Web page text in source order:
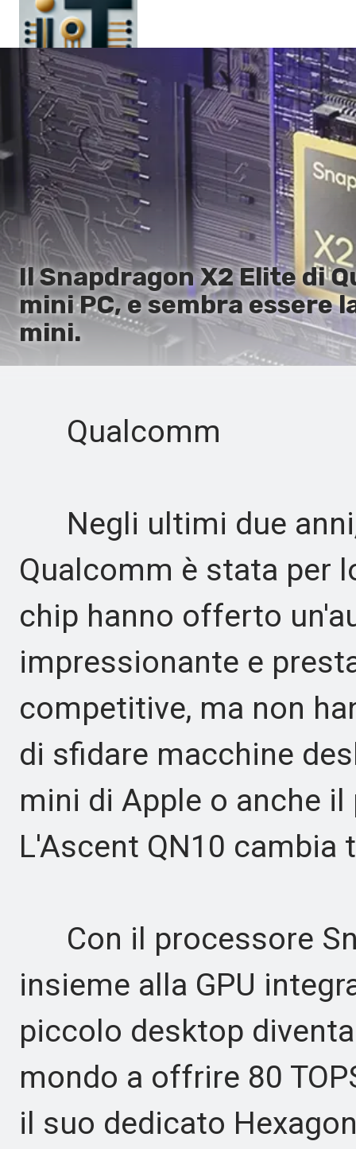
Pagina principale
En
Es
Ru
It
Il Snapdragon X2 Elite di
mini PC, e sembra essere
mini.
Qualcomm
Negli ultimi due anni,
Qualcomm è stata per
chip hanno offerto
impressionante e
competitive, ma non
di sfidare macchine
mini di Apple o anche
L'Ascent QN10 cambia
Con il processore
insieme alla GPU
piccolo desktop
mondo a offrire 80
il suo dedicato